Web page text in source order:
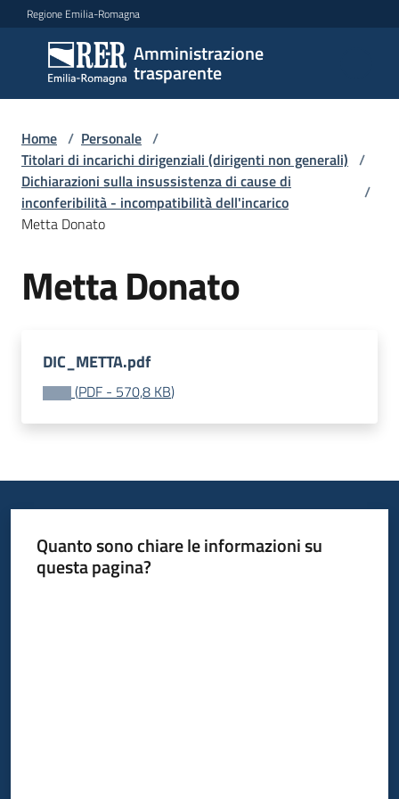
Vai al contenuto
Vai alla navigazione
Vai al footer
Regione Emilia-Romagna
Amministrazione
trasparente
Amministrazione
trasparente
Sottosezioni
Accesso
Home / Personale /
Titolari di incarichi dirigenziali (dirigenti non generali) /
Dichiarazioni sulla insussistenza di cause di
inconferibilità - incompatibilità dell'incarico
/
Metta Donato
Metta Donato
DIC_METTA.pdf
(PDF - 570,8 KB)
Quanto sono chiare le informazioni su
questa pagina?